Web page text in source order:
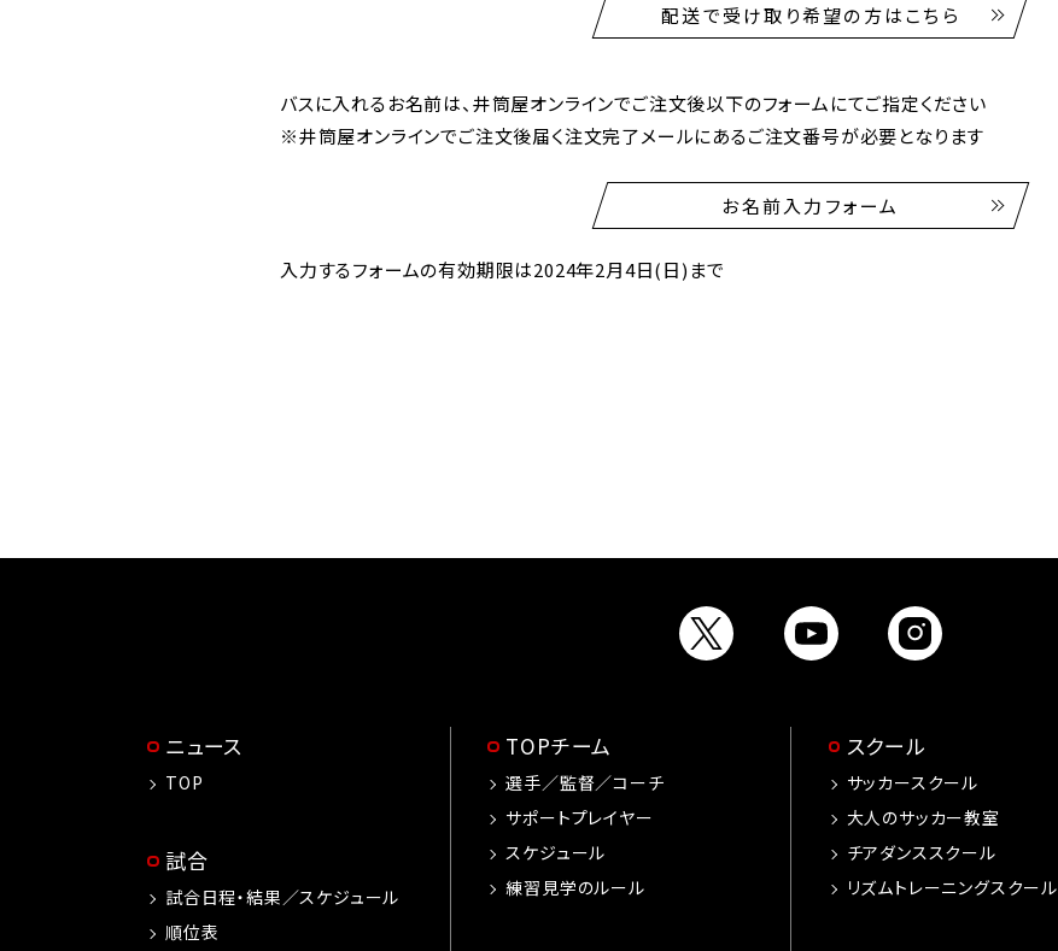
配送で受け取り希望の方はこちら
バスに入れるお名前は、井筒屋オンラインでご注文後以下のフォームにてご指定ください
※井筒屋オンラインでご注文後届く注文完了メールにあるご注文番号が必要となります
お名前入力フォーム
入力するフォームの有効期限は2024年2月4日(日)まで
ニュース
TOP
試合
試合日程・結果／スケジュール
順位表
TOPチーム
選手／監督／コーチ
サポートプレイヤー
スケジュール
練習見学のルール
スクール
サッカースクール
大人のサッカー教室
チアダンススクール
リズムトレーニングスクール